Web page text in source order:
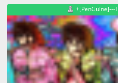
+[PenGuine]---